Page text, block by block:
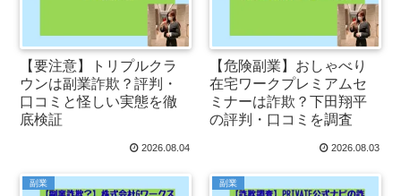
【要注意】トリプルクラ
ウンは副業詐欺？評判・
口コミと怪しい実態を徹
底検証
2026.08.04
【危険副業】おしゃべり
在宅ワークプレミアムセ
ミナーは詐欺？下田翔平
の評判・口コミを調査
2026.08.03
副業 副業